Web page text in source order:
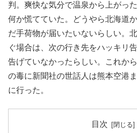
判。爽快な気分で温泉から上がっ
何か慌てていた。どうやら北海道
だ手荷物が届いたいないらしい。
ぐ場合は、次の行き先をハッキリ
告げていなかったらしい。これか
の毒に新聞社の世話人は熊本空港
に行った。
目次